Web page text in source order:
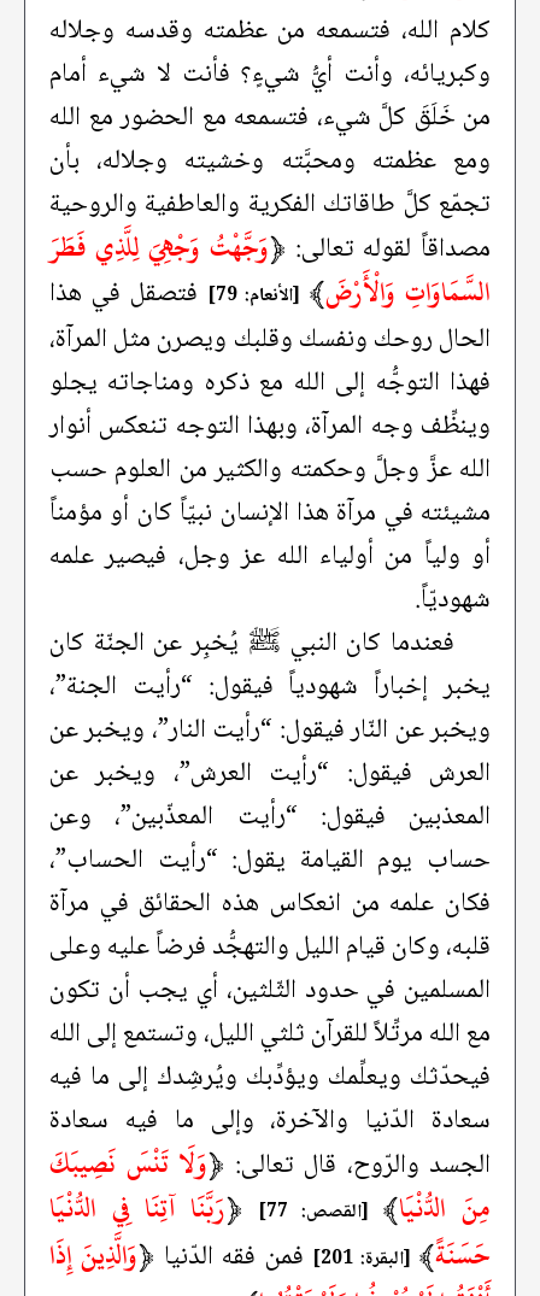
كلام الله، فتسمعه من عظمته وقدسه وجلاله
وكبريائه، وأنت أيُّ شيءٍ؟ فأنت لا شيء أمام
من خَلَقَ كلَّ شيء، فتسمعه مع الحضور مع الله
ومع عظمته ومحبَّته وخشيته وجلاله، بأن
تجمّع كلَّ طاقاتك الفكرية والعاطفية والروحية
مصداقاً لقوله تعالى: ﴿وَجَّهْتُ وَجْهِيَ لِلَّذِي فَطَرَ
السَّمَاوَاتِ وَالْأَرْضَ﴾ [الأنعام: 79]
فتصقل في هذا
الحال روحك ونفسك وقلبك ويصرن مثل المرآة،
فهذا التوجُّه إلى الله مع ذكره ومناجاته يجلو
وينظِّف وجه المرآة، وبهذا التوجه تنعكس أنوار
الله عزَّ وجلَّ وحكمته والكثير من العلوم حسب
مشيئته في مرآة هذا الإنسان نبيّاً كان أو مؤمناً
أو ولياً من أولياء الله عز وجل، فيصير علمه
شهوديّاً.
فعندما كان النبي ﷺ يُخبِر عن الجنّة كان
يخبر إخباراً شهودياً فيقول: “رأيت الجنة”،
ويخبر عن النّار فيقول: “رأيت النار”، ويخبر عن
العرش فيقول: “رأيت العرش”، ويخبر عن
المعذبين فيقول: “رأيت المعذّبين”، وعن
حساب يوم القيامة يقول: “رأيت الحساب”،
فكان علمه من انعكاس هذه الحقائق في مرآة
قلبه، وكان قيام الليل والتهجُّد فرضاً عليه وعلى
المسلمين في حدود الثّلثين، أي يجب أن تكون
مع الله مرتِّلاً للقرآن ثلثي الليل، وتستمع إلى الله
فيحدّثك ويعلِّمك ويؤدِّبك ويُرشِدك إلى ما فيه
سعادة الدّنيا والآخرة، وإلى ما فيه سعادة
الجسد والرّوح، قال تعالى: ﴿وَلَا تَنْسَ نَصِيبَكَ
مِنَ الدُّنْيَا﴾ [القصص: 77] ﴿رَبَّنَا آتِنَا فِي الدُّنْيَا
حَسَنَةً﴾ [البقرة: 201] فمن فقه الدّنيا ﴿وَالَّذِينَ إِذَا